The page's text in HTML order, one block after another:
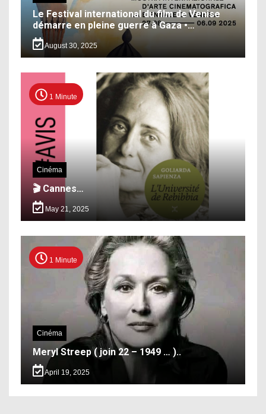
Le Festival international du film de Venise
démarre en pleine guerre à Gaza •…
August 30, 2025
1 Minute
Cinéma
🎬 Cannes…
May 21, 2025
1 Minute
Cinéma
Meryl Streep ( join 22 – 1949 … )..
April 19, 2025